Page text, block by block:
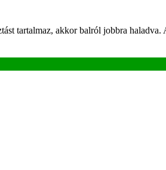
tartalmaz, akkor balról jobbra haladva.